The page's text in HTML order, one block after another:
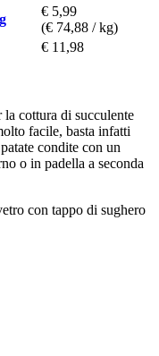
€ 5,99
(€ 74,88 / kg)
€ 11,98
la cottura di succulente
facile, basta infatti
condite con un
o in padella a seconda
con tappo di sughero